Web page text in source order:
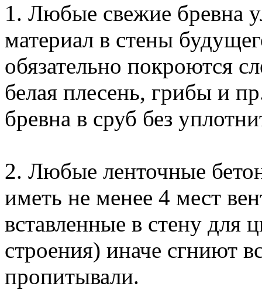
1. Любые свежие бревна
материал в стены
обязательно покроются
белая плесень, грибы и
бревна в сруб без
2. Любые ленточные
иметь не менее 4 мест
вставленные в стену для
строения) иначе сгниют
пропитывали.